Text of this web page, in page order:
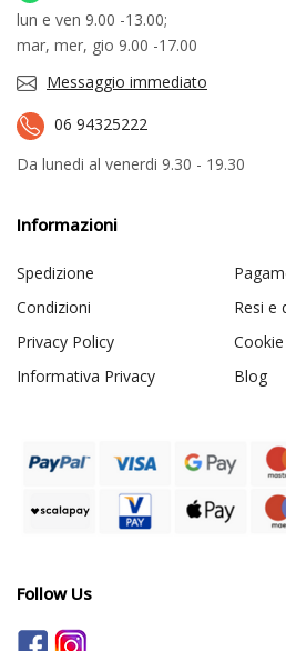
lun e ven 9.00 -13.00;
mar, mer, gio 9.00 -17.00
Messaggio immediato
06 94325222
Da lunedi al venerdi 9.30 - 19.30
Informazioni
Spedizione
Condizioni
Resi e
Privacy Policy
Informativa Privacy
Blog
Follow Us